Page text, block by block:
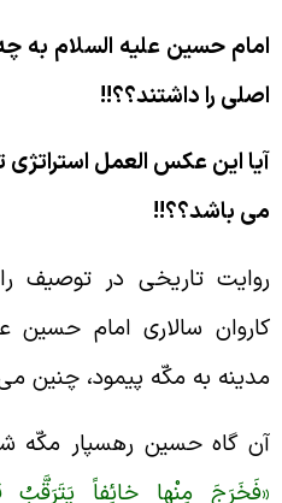
حسین علیه السلام به چه
را داشتند؟؟!!
این عکس العمل استراتژی
باشد؟؟!!
تاريخى در توصيف
سالارى امام حسين
به مكّه پيمود، چنين مى
گاه حسين رهسپار مكّه
مِنْها خائِفاً يَتَرَقَّبُ